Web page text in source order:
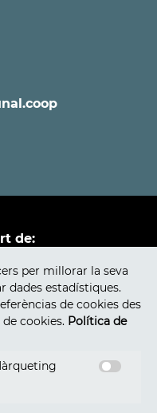
per millorar la seva
dades estadístiques.
de cookies des
cookies. Política de
de: